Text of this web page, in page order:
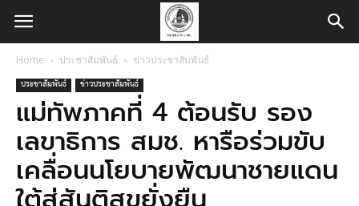
Home ประชาสัมพันธ์ ข่าวประชาสัมพันธ์
ประชาสัมพันธ์ ข่าวประชาสัมพันธ์
แม่ทัพภาคที่ 4 ต้อนรับ รอง
เลขาธิการ สมช. หารือร่วมขับ
เคลื่อนนโยบายพัฒนาชายแดน